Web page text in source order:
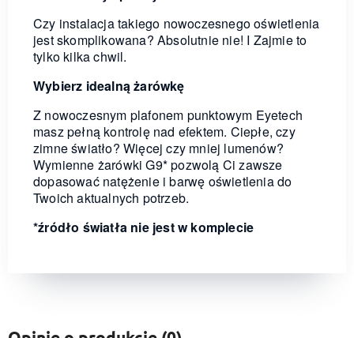
Czy instalacja takiego nowoczesnego oświetlenia
jest skomplikowana? Absolutnie nie! I Zajmie to
tylko kilka chwil.
Wybierz idealną żarówkę
Z nowoczesnym plafonem punktowym Eyetech
masz pełną kontrolę nad efektem. Ciepłe, czy
zimne światło? Więcej czy mniej lumenów?
Wymienne żarówki G9* pozwolą Ci zawsze
dopasować natężenie i barwę oświetlenia do
Twoich aktualnych potrzeb.
*źródło światła nie jest w komplecie